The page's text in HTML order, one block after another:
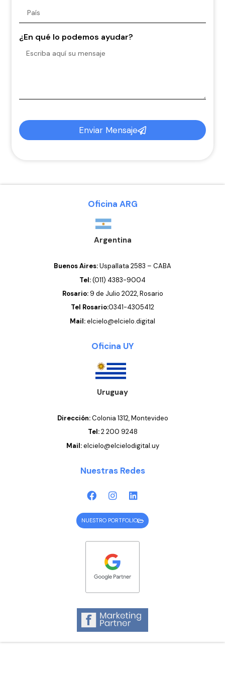
¿En qué lo podemos ayudar?
Enviar Mensaje
Oficina ARG
Argentina
Buenos Aires:Uspallata 2583 – CABA
Tel:(011) 4383-9004
Rosario: 9 de Julio 2022, Rosario
Tel Rosario:0341-4305412
Mail:elcielo@elcielo.digital
Oficina UY
Uruguay
Dirección:Colonia 1312, Montevideo
Tel:2 200 9248
Mail:elcielo@elcielodigital.uy
Nuestras Redes
NUESTRO PORTFOLIO